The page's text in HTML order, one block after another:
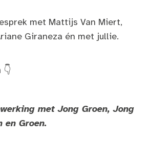
met Mattijs Van Miert,
Giraneza én met jullie.
met Jong Groen, Jong
en Groen.